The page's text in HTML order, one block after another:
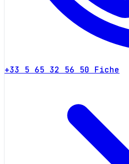
+33 5 65 32 56 50 Fiche